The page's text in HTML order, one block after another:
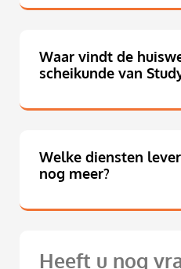
Waar vindt de
scheikunde van
Welke diensten
nog meer?
Heeft u nog